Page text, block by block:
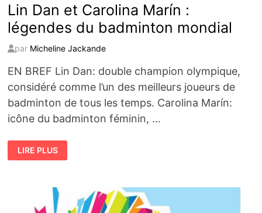
Lin Dan et Carolina Marín :
légendes du badminton mondial
par Micheline Jackande
EN BREF Lin Dan: double champion olympique,
considéré comme l’un des meilleurs joueurs de
badminton de tous les temps. Carolina Marín:
icône du badminton féminin, …
LIN
DAN
ET
LÉGENDES
BADMINTON
LIRE PLUS